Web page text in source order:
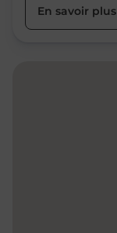
En savoir plus